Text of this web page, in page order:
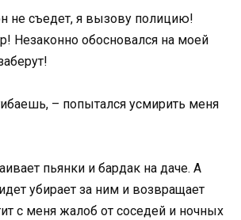
не съедет, я вызову полицию!
Незаконно обосновался на моей
– попытался усмирить меня
пьянки и бардак на даче. А
убирает за ним и возвращает
с меня жалоб от соседей и ночных